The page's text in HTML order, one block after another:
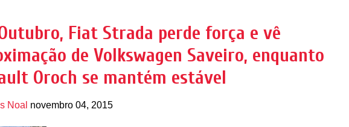
Vendas 2017: 17 2018: 3 Variação: - 82,35% Participação no
3º Shineray Minivan Vendas 2017: 5 2018: 2 Variação: - 60,00%
no Segmento: 16...
Fiat Strada perde força e vê
de Volkswagen Saveiro, enquanto
Oroch se mantém estável
Noal novembro 04, 2015